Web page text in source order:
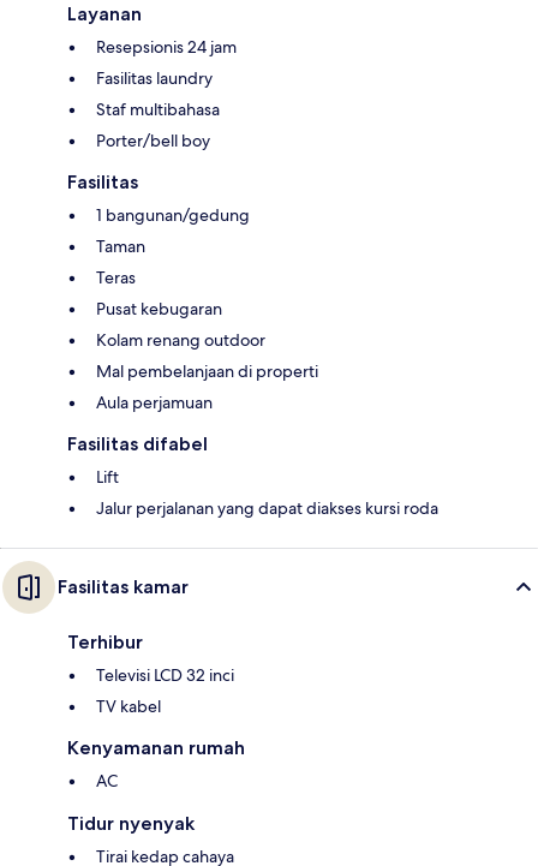
Layanan
Resepsionis 24 jam
Fasilitas laundry
Staf multibahasa
Porter/bell boy
Fasilitas
1 bangunan/gedung
Taman
Teras
Pusat kebugaran
Kolam renang outdoor
Mal pembelanjaan di properti
Aula perjamuan
Fasilitas difabel
Lift
Jalur perjalanan yang dapat diakses kursi roda
Fasilitas kamar
Terhibur
Televisi LCD 32 inci
TV kabel
Kenyamanan rumah
AC
Tidur nyenyak
Tirai kedap cahaya